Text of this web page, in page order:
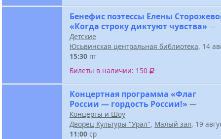
Бенефис поэтессы Елены
«Когда строку диктуют чувства» —
Детские
Юсьвинская центральная библиотека, 14
15:30 пт
Билеты в наличии: 150
Концертная программа «Флаг
России — гордость России!» —
Концерты и Шоу
Дворец Культуры "Урал", Малый зал, 19
11:00 ср